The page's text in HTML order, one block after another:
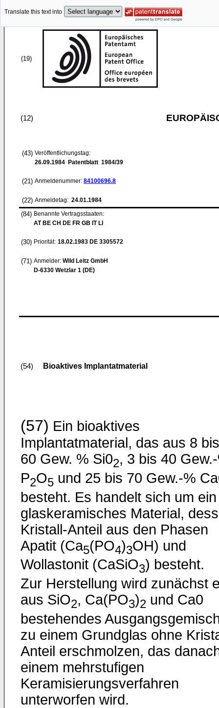
Translate this text into
(19)
(12)
(43) Veröffentlichungstag:
26.09.1984 Patentblatt 1984/39
(21) Anmeldenummer: 84100696.8
(22) Anmeldetag: 24.01.1984
(84) Benannte Vertragsstaaten:
AT BE CH DE FR GB IT LI
(30) Priorität: 18.02.1983 DE 3305572
(71) Anmelder: Wild Leitz GmbH
D-6330 Wetzlar 1 (DE)
(54) Bioaktives Implantatmaterial
(57) Ein bioaktives
Implantatmaterial, das aus 8 bis
60 Gew. % Si02, 3 bis 40
P2O5 und 25 bis 70 Gew.-%
besteht. Es handelt sich um ein
glaskeramisches Material,
Kristall-Anteil aus den Phasen
Apatit (Ca5(PO4)3OH) und
Wollastonit (CaSiO3) besteht.
Zur Herstellung wird zunächst
aus SiO2, Ca(PO3)2 und Ca0
bestehendes
zu einem Grundglas ohne
Anteil erschmolzen, das
einem mehrstufigen
Keramisierungsverfahren
unterworfen wird.